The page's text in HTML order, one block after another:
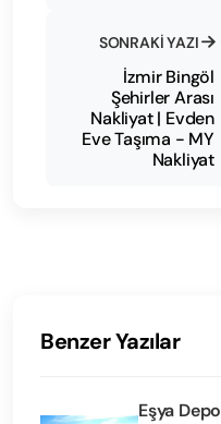
SONRAKI YAZI
İzmir Bingöl
Şehirler Arası
Nakliyat | Evden
Eve Taşıma - MY
Nakliyat
Benzer Yazılar
Eşya